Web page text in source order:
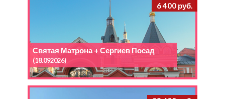
6 400 руб.
Святая Матрона + Сергиев Посад
(18.092026)